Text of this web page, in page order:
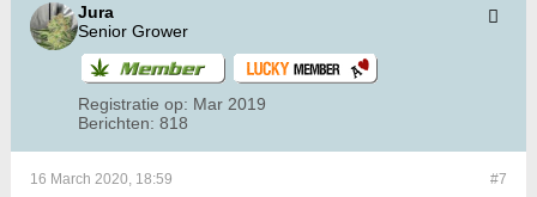
Jura
Senior Grower
Registratie op: Mar 2019
Berichten: 818
#7
16 March 2020, 18:59